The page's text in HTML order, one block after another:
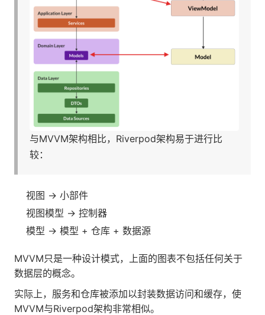
与MVVM架构相比，Riverpod架构易于进行比
较：
视图 → 小部件
视图模型 → 控制器
模型 → 模型 + 仓库 + 数据源
MVVM只是一种设计模式，上面的图表不包括任何关于
数据层的概念。
实际上，服务和仓库被添加以封装数据访问和缓存，使
MVVM与Riverpod架构非常相似。